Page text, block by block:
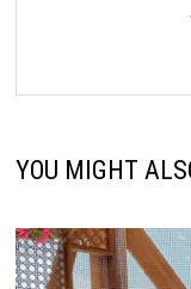
YOU MIGHT